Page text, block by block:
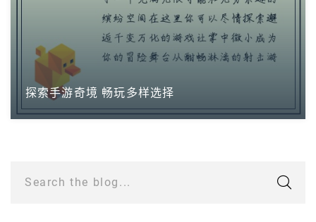
探索手游奇境 畅玩多样选择
Search the blog...